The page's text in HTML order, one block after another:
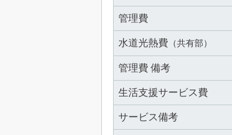
管理費
水道光熱費 （共有部）
管理費 備考
生活支援サービス費
サービス備考